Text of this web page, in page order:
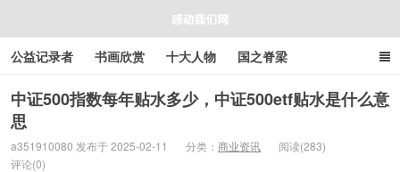
感动我们网
公益记录者 书画欣赏 十大人物 国之脊梁
好人好事 感人资讯 商业资讯 在线工具箱
中证500指数每年贴水多少，中证500etf贴水是什么意
思
a351910080 发布于 2025-02-11 分类： 商业资讯
阅读(283)
评论(0)